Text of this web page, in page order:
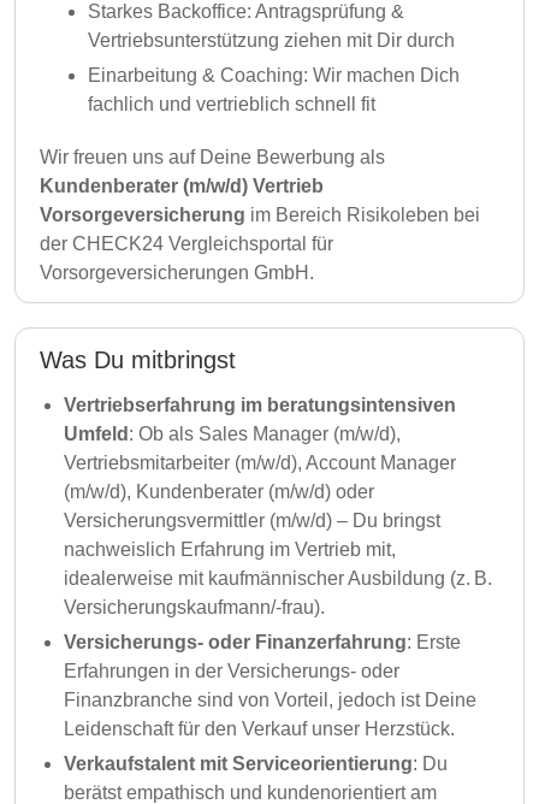
Starkes Backoffice: Antragsprüfung &
Vertriebsunterstützung ziehen mit Dir durch
Einarbeitung & Coaching: Wir machen Dich
fachlich und vertrieblich schnell fit
Wir freuen uns auf Deine Bewerbung als
Kundenberater (m/w/d) Vertrieb
Vorsorgeversicherung im Bereich Risikoleben bei
der CHECK24 Vergleichsportal für
Vorsorgeversicherungen GmbH.
Was Du mitbringst
Vertriebserfahrung im beratungsintensiven
Umfeld : Ob als Sales Manager (m/w/d),
Vertriebsmitarbeiter (m/w/d), Account Manager
(m/w/d), Kundenberater (m/w/d) oder
Versicherungsvermittler (m/w/d) – Du bringst
nachweislich Erfahrung im Vertrieb mit,
idealerweise mit kaufmännischer Ausbildung (z. B.
Versicherungskaufmann/-frau).
Versicherungs- oder Finanzerfahrung: Erste
Erfahrungen in der Versicherungs- oder
Finanzbranche sind von Vorteil, jedoch ist Deine
Leidenschaft für den Verkauf unser Herzstück.
Verkaufstalent mit Serviceorientierung: Du
berätst empathisch und kundenorientiert am